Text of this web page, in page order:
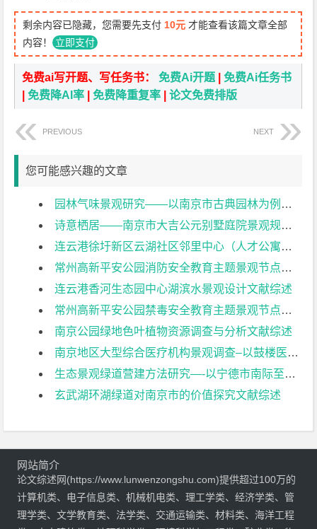
剩余内容已隐藏，您需要先支付 10元 才能查看该篇文章全部
内容！ 立即支付
免费ai写开题、写任务书：免费Ai开题 |免费Ai任务书
|免费降AI率 |免费降重复率 |论文免费排版
PREVIOUS NEXT
您可能感兴趣的文章
园林气味景观研究——以南京市古典园林为例文献综述
诗意栖居——南京市大吉公元别墅庭院景观规划设计文献综述
连云港徐圩新区云湖社区邻里中心（人才公寓二期）海绵城市与雨水景观设计——分区B文献综述
常州高新平安公园消防安全教育主题景观节点设计文献综述
连云港香河生态园中心湖滨水景观设计文献综述
常州高新平安公园禁毒安全教育主题景观节点设计文献综述
南京公园绿地色叶植物资源调查与分析文献综述
南京地区大型综合医疗机构景观调查–以鼓楼医院为例文献综述
生态景观绿道营建方法研究—-以宁德市南际至焦北段绿道为例文献综述
玄武湖环湖绿道对南京市的价值探究文献综述
网站简介
论文综述网(https://www.lunwenzongshu.com)提供超过100万的
计算机类、电子信息类、机械机电类、理工学类、经济学类、管
理学类、文学教育类、法学类、交通运输类、材料类、海洋工程